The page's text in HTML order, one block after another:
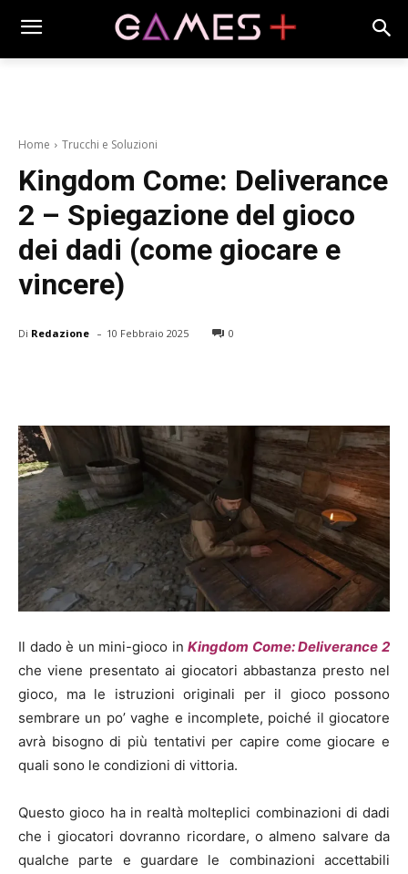
Home Trucchi e Soluzioni
Kingdom Come: Deliverance
2 – Spiegazione del gioco
dei dadi (come giocare e
vincere)
Di Redazione - 10 Febbraio 2025 0
Il dado è un mini-gioco inKingdom Come: Deliverance 2
che viene presentato ai giocatori abbastanza presto nel
gioco, ma le istruzioni originali per il gioco possono
sembrare un po’ vaghe e incomplete, poiché il giocatore
avrà bisogno di più tentativi per capire come giocare e
quali sono le condizioni di vittoria.
Questo gioco ha in realtà molteplici combinazioni di dadi
che i giocatori dovranno ricordare, o almeno salvare da
qualche parte e guardare le combinazioni accettabili